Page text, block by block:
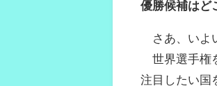
優勝候補はど
さあ、いよ
世界選手権
注目したい国